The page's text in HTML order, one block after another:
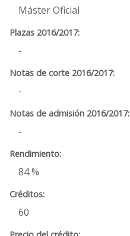
Máster Oficial
-
-
-
84 %
60